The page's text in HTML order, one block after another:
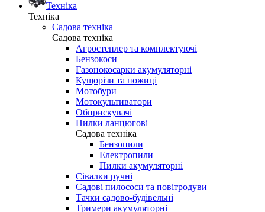
Техніка
Техніка
Садова техніка
Садова техніка
Агростеплер та комплектуючі
Бензокоси
Газонокосарки акумуляторні
Кущорізи та ножиці
Мотобури
Мотокультиватори
Обприскувачі
Пилки ланцюгові
Садова техніка
Бензопили
Електропили
Пилки акумуляторні
Сівалки ручні
Садові пилососи та повітродуви
Тачки садово-будівельні
Тримери акумуляторні